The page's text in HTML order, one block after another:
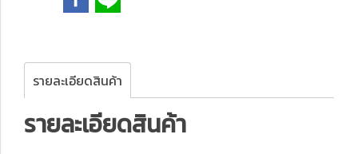
รายละเอียดสินค้า
รายละเอียดสินค้า